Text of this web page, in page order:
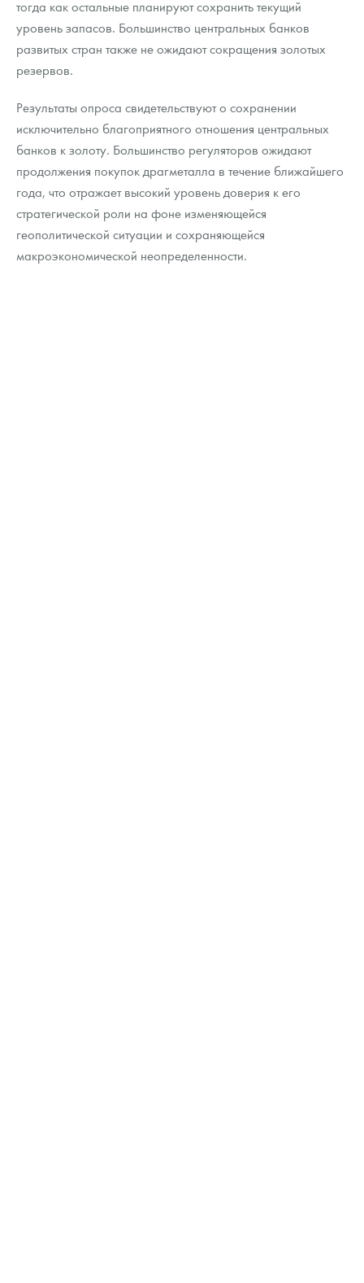
тогда как остальные планируют сохранить текущий
уровень запасов. Большинство центральных банков
развитых стран также не ожидают сокращения золотых
резервов.
Результаты опроса свидетельствуют о сохранении
исключительно благоприятного отношения центральных
банков к золоту. Большинство регуляторов ожидают
продолжения покупок драгметалла в течение ближайшего
года, что отражает высокий уровень доверия к его
стратегической роли на фоне изменяющейся
геополитической ситуации и сохраняющейся
макроэкономической неопределенности.